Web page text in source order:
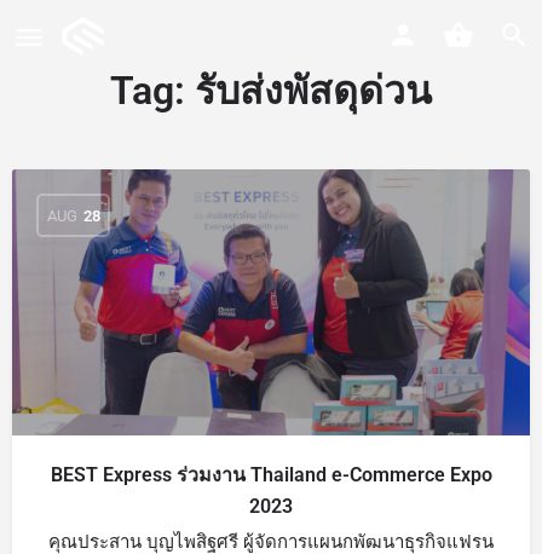
Tag: รับส่งพัสดุด่วน
AUG 28
BEST Express ร่วมงาน Thailand e-Commerce Expo
2023
คุณประสาน บุญไพสิฐศรี ผู้จัดการแผนกพัฒนาธุรกิจแฟรน